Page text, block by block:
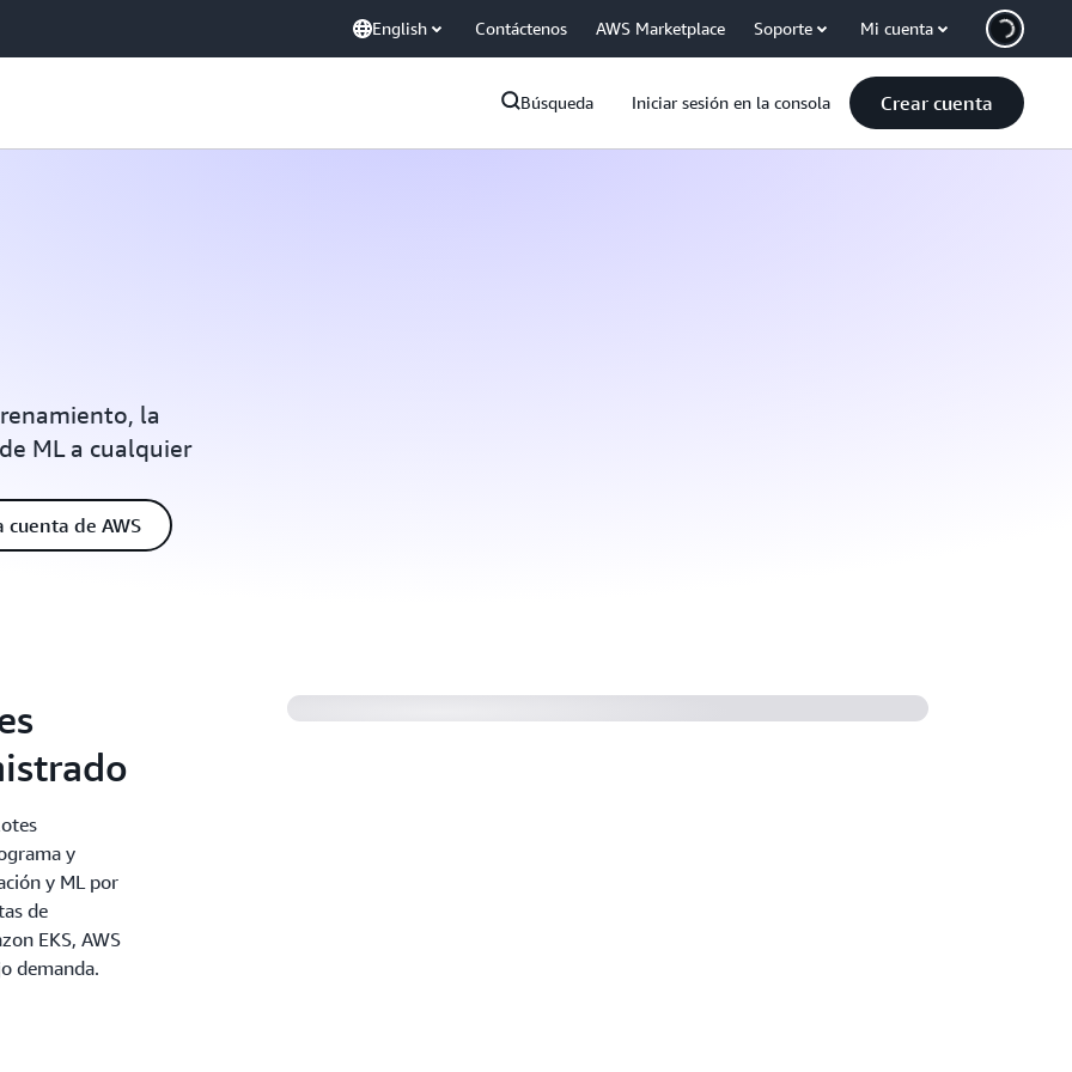
English Contáctenos AWS Marketplace Soporte Mi cuenta
Búsqueda Iniciar sesión en la consola Crear cuenta
la
ML a cualquier
cuenta de AWS
y
y ML por
de
EKS, AWS
demanda.